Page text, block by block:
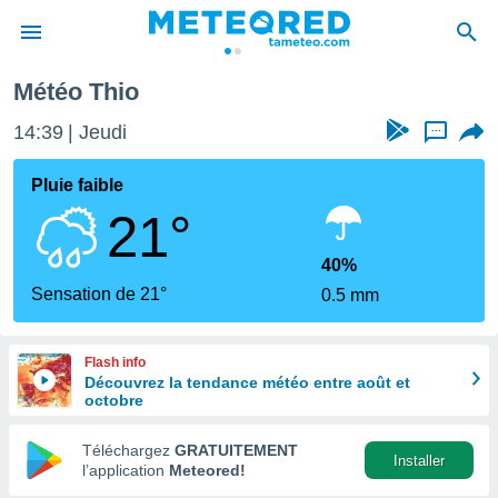
de
par
en
Météo Thio
14:39 Jeudi ...
Pluie faible
21°
Sensation de 21°
40%
0.5 mm
Flash info
Découvrez la tendance météo entre août et
octobre
Téléchargez GRATUITEMENT
l’application Meteored!
Installer